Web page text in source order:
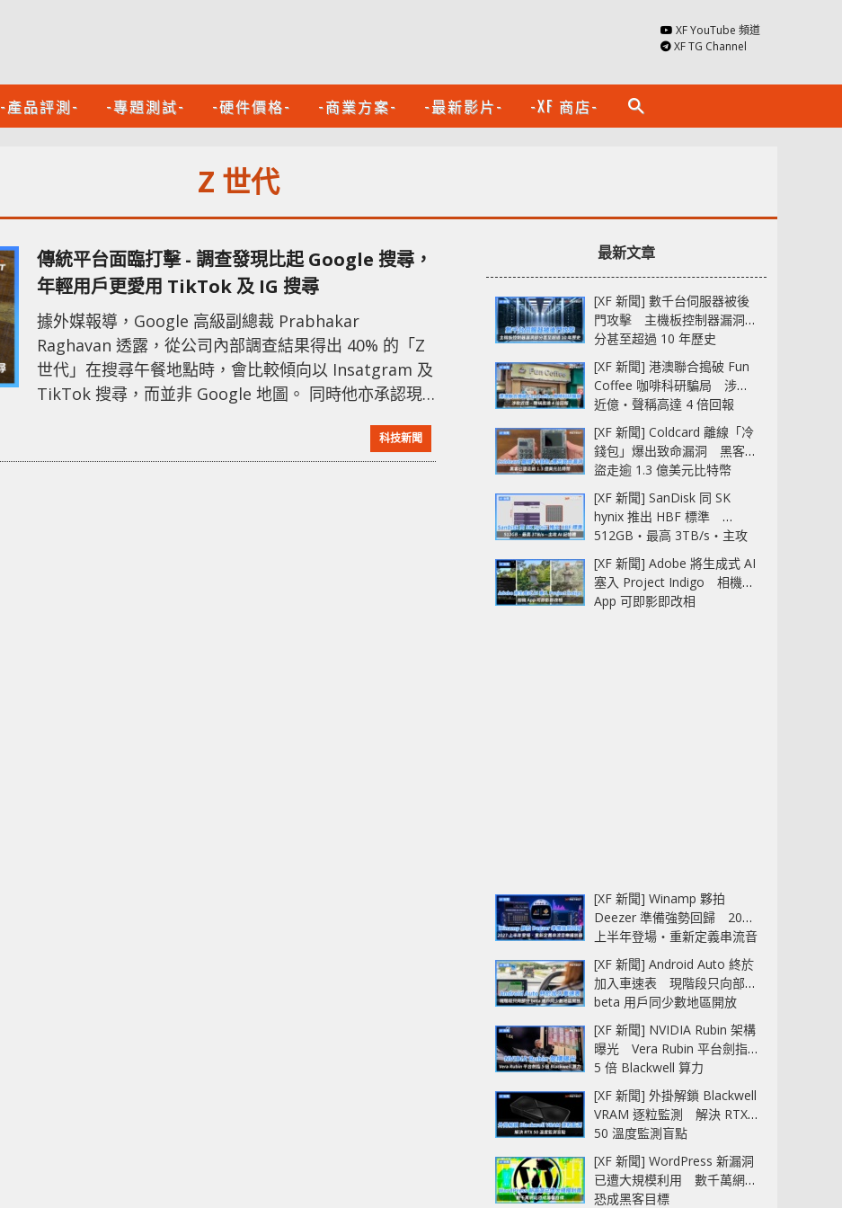
XF YouTube 頻道
XF TG Channel
-產品評測- -專題測試- -硬件價格- -商業方案- -最新影片- -XF 商店- search
Z 世代
傳統平台面臨打擊 - 調查發現比起 Google 搜尋，
年輕用戶更愛用 TikTok 及 IG 搜尋
據外媒報導，Google 高級副總裁 Prabhakar
Raghavan 透露，從公司內部調查結果得出 40% 的「Z
世代」在搜尋午餐地點時，會比較傾向以 Insatgram 及
TikTok 搜尋，而並非 Google 地圖。 同時他亦承認現
快的社交平台 TikTok，正改變年輕人的網絡使用習慣。
他也透露 Google 正改良搜尋及地圖系統，以吸引更多
科技新聞
最新文章
[XF 新聞] 數千台伺服器被後
門攻擊 主機板控制器漏洞部
分甚至超過 10 年歷史
[XF 新聞] 港澳聯合搗破 Fun
Coffee 咖啡科研騙局 涉款
近億‧聲稱高達 4 倍回報
[XF 新聞] Coldcard 離線「冷
錢包」爆出致命漏洞 黑客已
盜走逾 1.3 億美元比特幣
[XF 新聞] SanDisk 同 SK
hynix 推出 HBF 標準
512GB‧最高 3TB/s‧主攻
AI 記憶體
[XF 新聞] Adobe 將生成式 AI
塞入 Project Indigo 相機
App 可即影即改相
[XF 新聞] Winamp 夥拍
Deezer 準備強勢回歸 2027
上半年登場‧重新定義串流音
樂播放器
[XF 新聞] Android Auto 終於
加入車速表 現階段只向部分
beta 用戶同少數地區開放
[XF 新聞] NVIDIA Rubin 架構
曝光 Vera Rubin 平台劍指
5 倍 Blackwell 算力
[XF 新聞] 外掛解鎖 Blackwell
VRAM 逐粒監測 解決 RTX
50 溫度監測盲點
[XF 新聞] WordPress 新漏洞
已遭大規模利用 數千萬網站
恐成黑客目標